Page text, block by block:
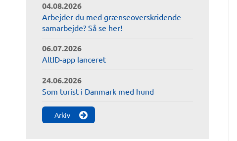
04.08.2026
Arbejder du med grænseoverskridende
samarbejde? Så se her!
06.07.2026
AltID-app lanceret
24.06.2026
Som turist i Danmark med hund
Arkiv